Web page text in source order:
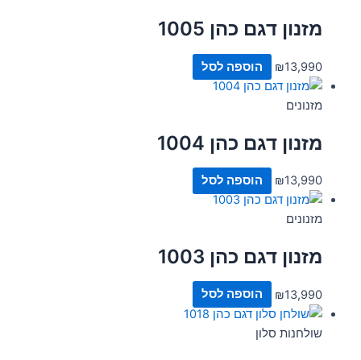
מזנון דגם כהן 1005
₪13,990 הוספה לסל
מזנונים
מזנון דגם כהן 1004
₪13,990 הוספה לסל
מזנונים
מזנון דגם כהן 1003
₪13,990 הוספה לסל
שולחנות סלון